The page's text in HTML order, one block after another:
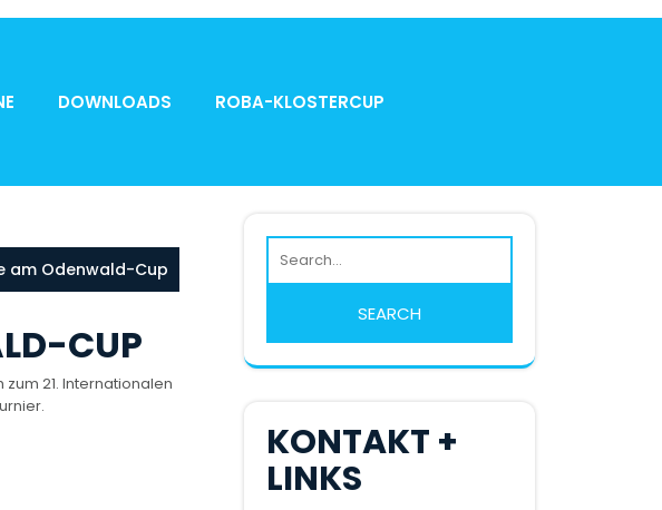
DOWNLOADS ROBA-KLOSTERCUP
am Odenwald-Cup
CUP
21. Internationalen
KONTAKT +
LINKS